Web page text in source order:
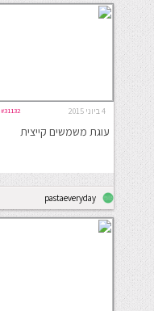
4 ביוני 2015 #31132
עוגת משמשים קייצית
pastaeveryday